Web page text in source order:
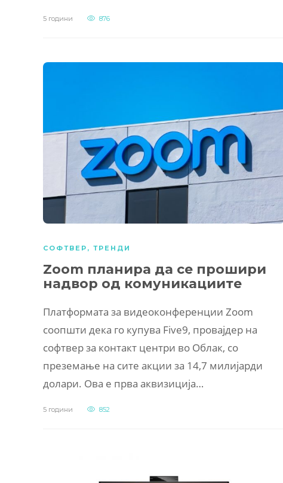
5 години 876
СОФТВЕР , ТРЕНДИ
Zoom планира да се прошири
надвор од комуникациите
Платформата за видеоконференции Zoom
соопшти дека го купува Five9, провајдер на
софтвер за контакт центри во Облак, со
преземање на сите акции за 14,7 милијарди
долари. Ова е прва аквизиција…
5 години 852